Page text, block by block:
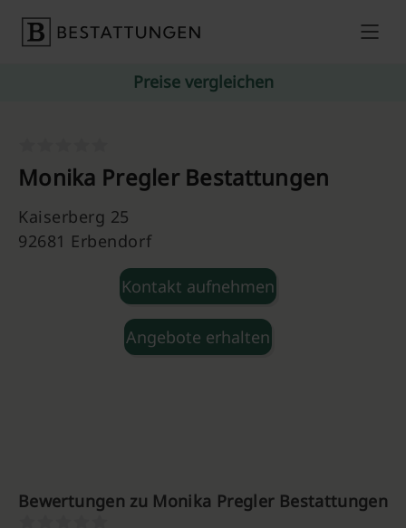
Preise vergleichen
Monika Pregler Bestattungen
Kaiserberg 25
92681 Erbendorf
Kontakt aufnehmen
Angebote erhalten
Bewertungen zu Monika Pregler Bestattungen